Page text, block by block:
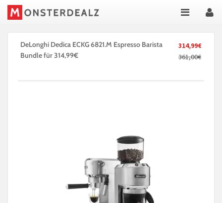
314,99€
361,00€
DeLonghi Dedica ECKG 6821.M Espresso Barista
Bundle für 314,99€